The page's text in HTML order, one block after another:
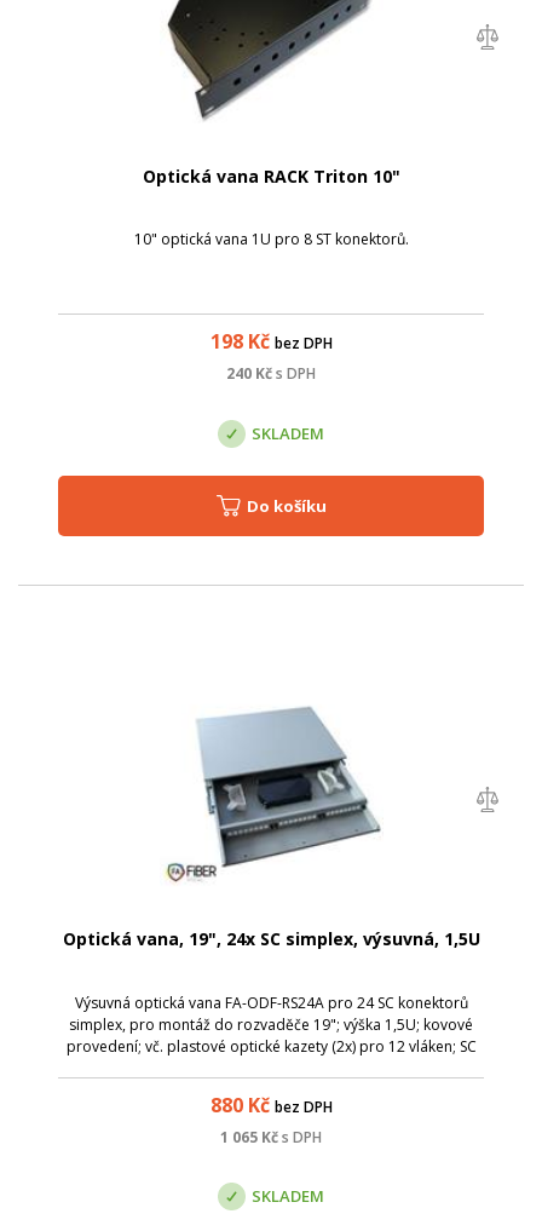
Optická vana RACK Triton 10"
10" optická vana 1U pro 8 ST konektorů.
198Kč bez DPH
240 Kčs DPH
SKLADEM
Do košíku
Optická vana, 19", 24x SC simplex, výsuvná, 1,5U
Výsuvná optická vana FA-ODF-RS24A pro 24 SC konektorů
simplex, pro montáž do rozvaděče 19"; výška 1,5U; kovové
provedení; vč. plastové optické kazety (2x) pro 12 vláken; SC
880Kč bez DPH
1 065 Kčs DPH
SKLADEM